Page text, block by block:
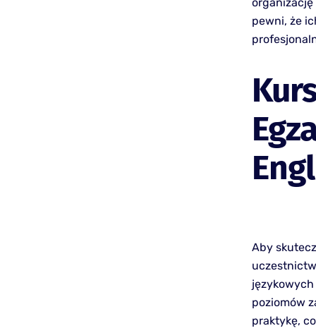
organizację
pewni, że
Aby
poziomów
praktykę,